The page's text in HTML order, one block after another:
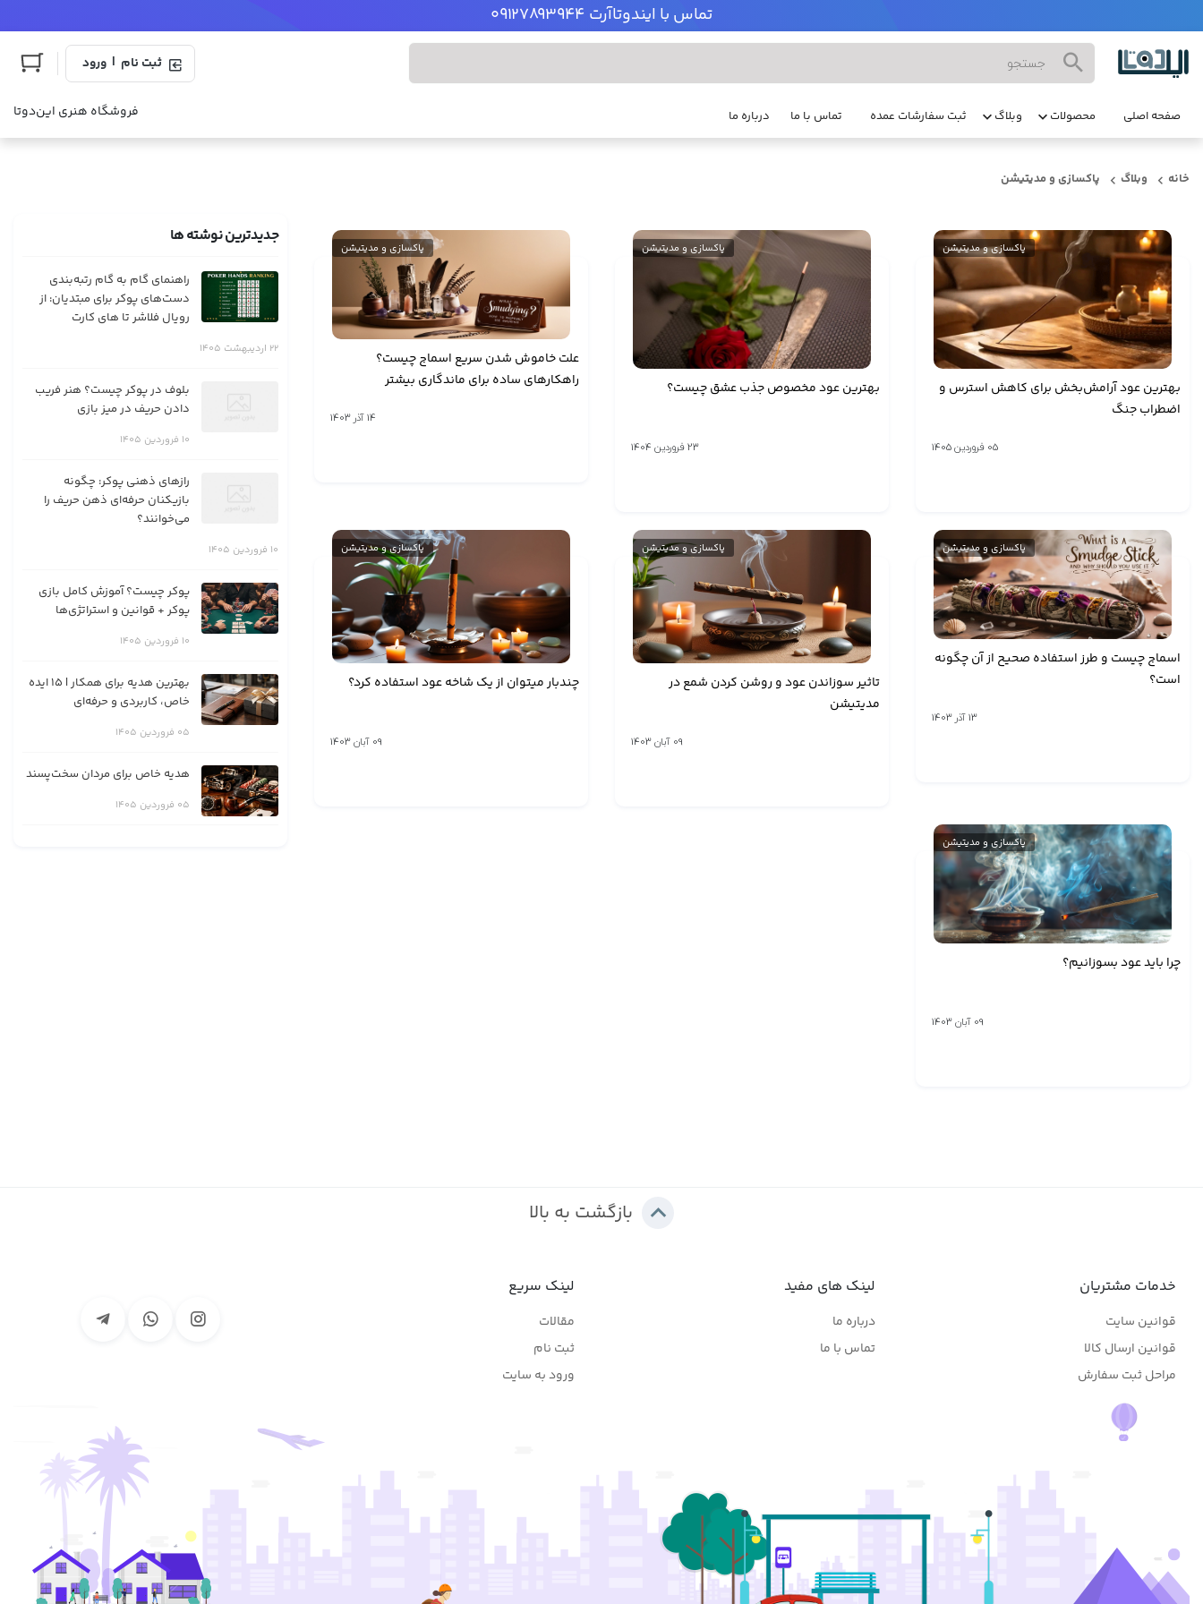
تماس با ایندوتاآرت 09127893944
ثبت نام | ورود
صفحه اصلی محصولات وبلاگ ثبت سفارشات عمده تماس با ما درباره ما فروشگاه هنری این‌دوتا
خانه وبلاگ پاکسازی و مدیتیشن
پاکسازی و مدیتیشن
بهترین عود آرامش‌بخش برای کاهش استرس و
اضطراب جنگ
05 فروردین 1405
پاکسازی و مدیتیشن
بهترین عود مخصوص جذب عشق چیست؟
23 فروردین 1404
پاکسازی و مدیتیشن
علت خاموش شدن سریع اسماج چیست؟
راهکارهای ساده برای ماندگاری بیشتر
14 آذر 1403
پاکسازی و مدیتیشن
اسماج چیست و طرز استفاده صحیح از آن چگونه
است؟
13 آذر 1403
پاکسازی و مدیتیشن
تاثیر سوزاندن عود و روشن کردن شمع در
مدیتیشن
09 آبان 1403
پاکسازی و مدیتیشن
چندبار میتوان از یک شاخه عود استفاده کرد؟
09 آبان 1403
پاکسازی و مدیتیشن
چرا باید عود بسوزانیم؟
09 آبان 1403
جدیدترین نوشته ها
راهنمای گام به گام رتبه‌بندی
دست‌های پوکر برای مبتدیان: از
رویال فلاشر تا های کارت
22 اردیبهشت 1405
بلوف در پوکر چیست؟ هنر فریب
دادن حریف در میز بازی
10 فروردین 1405
رازهای ذهنی پوکر: چگونه
بازیکنان حرفه‌ای ذهن حریف را
می‌خوانند؟
10 فروردین 1405
پوکر چیست؟ آموزش کامل بازی
پوکر + قوانین و استراتژی‌ها
10 فروردین 1405
بهترین هدیه برای همکار | 15 ایده
خاص، کاربردی و حرفه‌ای
05 فروردین 1405
هدیه خاص برای مردان سخت‌پسند
05 فروردین 1405
بازگشت به بالا
خدمات مشتریان
قوانین سایت
قوانین ارسال کالا
مراحل ثبت سفارش
لینک های مفید
درباره ما
تماس با ما
لینک سریع
مقالات
ثبت نام
ورود به سایت